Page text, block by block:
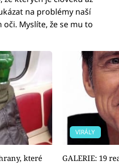
na problémy naší
Myslíte, že se mu to
které
VIRÁLY
GALERIE: 19